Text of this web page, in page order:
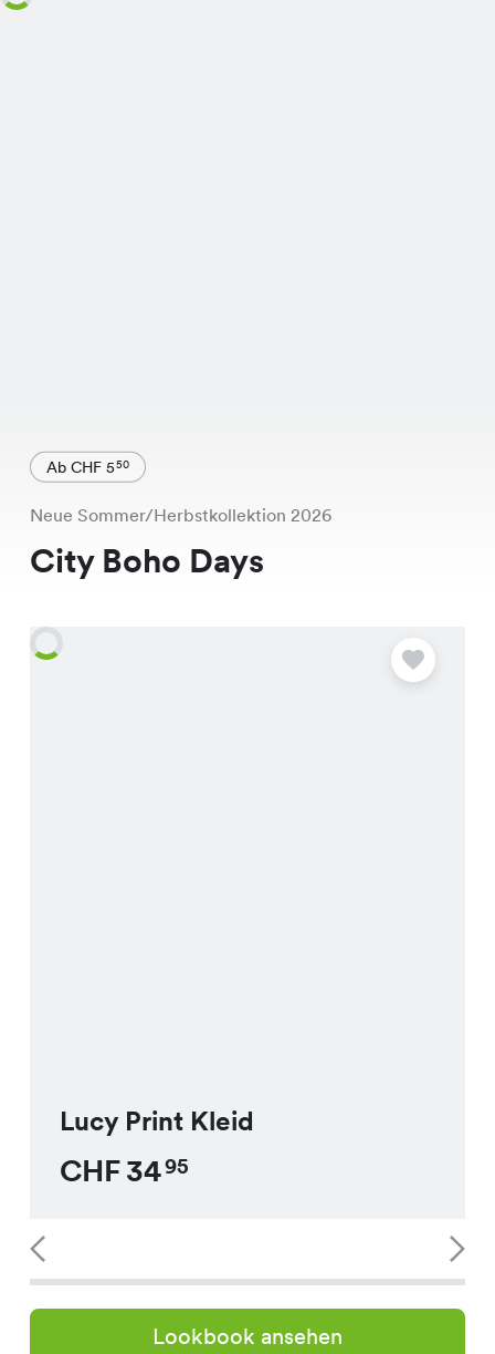
Ab CHF 550
Neue Sommer/Herbstkollektion 2026
City Boho Days
Lucy Print Kleid
CHF3495
Lookbook ansehen